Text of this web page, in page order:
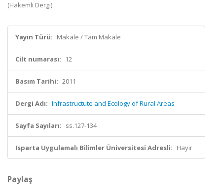
(Hakemli Dergi)
Yayın Türü: Makale / Tam Makale
Cilt numarası: 12
Basım Tarihi: 2011
Dergi Adı: Infrastructute and Ecology of Rural Areas
Sayfa Sayıları: ss.127-134
Isparta Uygulamalı Bilimler Üniversitesi Adresli: Hayır
Paylaş